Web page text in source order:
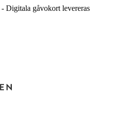
Digitala gåvokort levereras